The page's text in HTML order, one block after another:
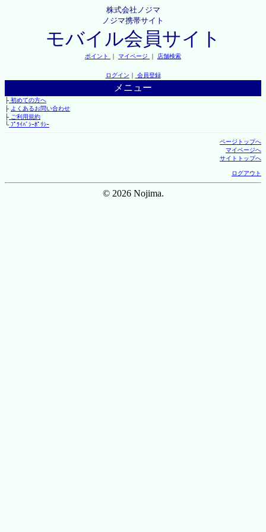
株式会社ノジマ
ノジマ携帯サイト
モバイル会員サイト
ポイント ｜ マイページ ｜ 店舗検索
ログイン ｜ 会員登録
メニュー
├初めての方へ
├ よくあるお問い合わせ
├ご利用規約
└ﾌﾟﾗｲﾊﾞｼｰﾎﾟﾘｼｰ
ページトップへ
マイページへ
サイトトップへ
ログアウト
© 2026 Nojima.